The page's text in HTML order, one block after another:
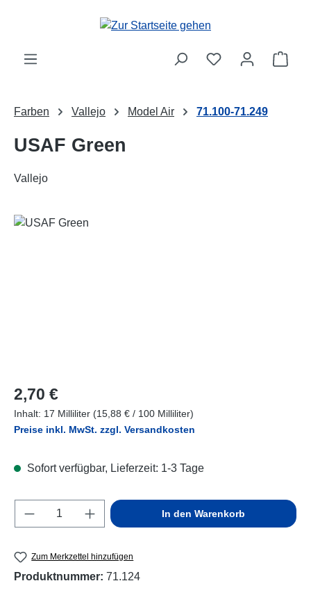
Zum Hauptinhalt springen
Farben Vallejo Model Air 71.100-71.249
USAF Green
Vallejo
Bildergalerie überspringen
Regulärer Preis:
2,70 €
Inhalt: 17 Milliliter (15,88 € / 100 Milliliter)
Preise inkl. MwSt. zzgl. Versandkosten
Sofort verfügbar, Lieferzeit: 1-3 Tage
Produkt Anzahl: Gib den gewünschten
In den Warenkorb
Zum Merkzettel hinzufügen
Produktnummer: 71.124